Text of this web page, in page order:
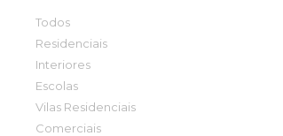
Todos
Residenciais
Interiores
Escolas
Vilas Residenciais
Comerciais